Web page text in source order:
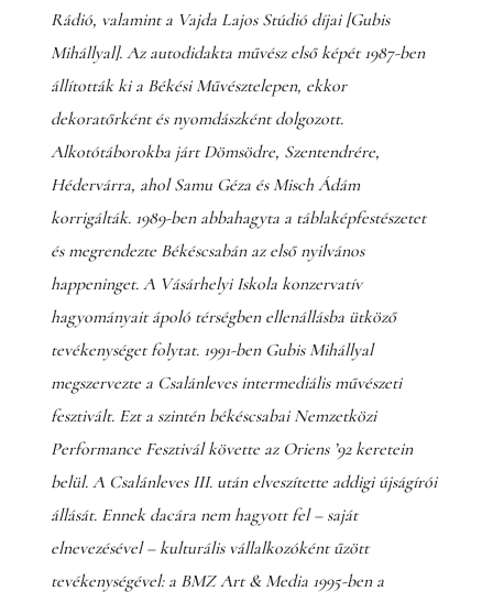
Rádió, valamint a Vajda Lajos Stúdió díjai [Gubis
Mihállyal]. Az autodidakta művész első képét 1987-ben
állították ki a Békési Művésztelepen, ekkor
dekoratőrként és nyomdászként dolgozott.
Alkotótáborokba járt Dömsödre, Szentendrére,
Hédervárra, ahol Samu Géza és Misch Ádám
korrigálták. 1989-ben abbahagyta a táblaképfestészetet
és megrendezte Békéscsabán az első nyilvános
happeninget. A Vásárhelyi Iskola konzervatív
hagyományait ápoló térségben ellenállásba ütköző
tevékenységet folytat. 1991-ben Gubis Mihállyal
megszervezte a Csalánleves intermediális művészeti
fesztivált. Ezt a szintén békéscsabai Nemzetközi
Performance Fesztivál követte az Oriens ’92 keretein
belül. A Csalánleves III. után elveszítette addigi újságírói
állását. Ennek dacára nem hagyott fel – saját
elnevezésével – kulturális vállalkozóként űzött
tevékenységével: a BMZ Art & Media 1995-ben a